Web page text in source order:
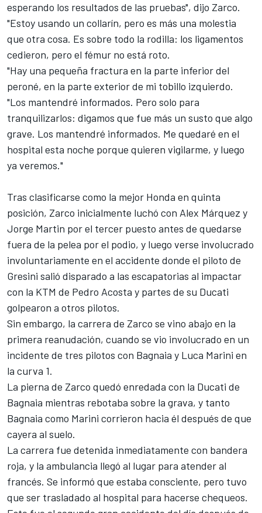
esperando los resultados de las pruebas", dijo Zarco.
"Estoy usando un collarín, pero es más una molestia
que otra cosa. Es sobre todo la rodilla: los ligamentos
cedieron, pero el fémur no está roto.
"Hay una pequeña fractura en la parte inferior del
peroné, en la parte exterior de mi tobillo izquierdo.
"Los mantendré informados. Pero solo para
tranquilizarlos: digamos que fue más un susto que algo
grave. Los mantendré informados. Me quedaré en el
hospital esta noche porque quieren vigilarme, y luego
ya veremos."
Tras clasificarse como la mejor Honda en quinta
posición, Zarco inicialmente luchó con Alex Márquez y
Jorge Martin por el tercer puesto antes de quedarse
fuera de la pelea por el podio, y luego verse involucrado
involuntariamente en el accidente donde el piloto de
Gresini salió disparado a las escapatorias al impactar
con la KTM de Pedro Acosta y partes de su Ducati
golpearon a otros pilotos.
Sin embargo, la carrera de Zarco se vino abajo en la
primera reanudación, cuando se vio involucrado en un
incidente de tres pilotos con Bagnaia y Luca Marini en
la curva 1.
La pierna de Zarco quedó enredada con la Ducati de
Bagnaia mientras rebotaba sobre la grava, y tanto
Bagnaia como Marini corrieron hacia él después de que
cayera al suelo.
La carrera fue detenida inmediatamente con bandera
roja, y la ambulancia llegó al lugar para atender al
francés. Se informó que estaba consciente, pero tuvo
que ser trasladado al hospital para hacerse chequeos.